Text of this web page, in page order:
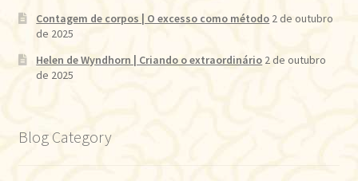
Contagem de corpos | O excesso como método 2 de outubro
de 2025
Helen de Wyndhorn | Criando o extraordinário 2 de outubro
de 2025
Blog Category